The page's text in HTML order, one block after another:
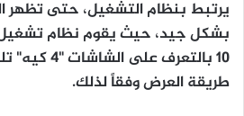
يرتبط بنظام التشغيل، حتى تظهر
بشكل جيد، حيث يقوم نظام
10 بالتعرف
طريقة العرض وفقاً لذلك.